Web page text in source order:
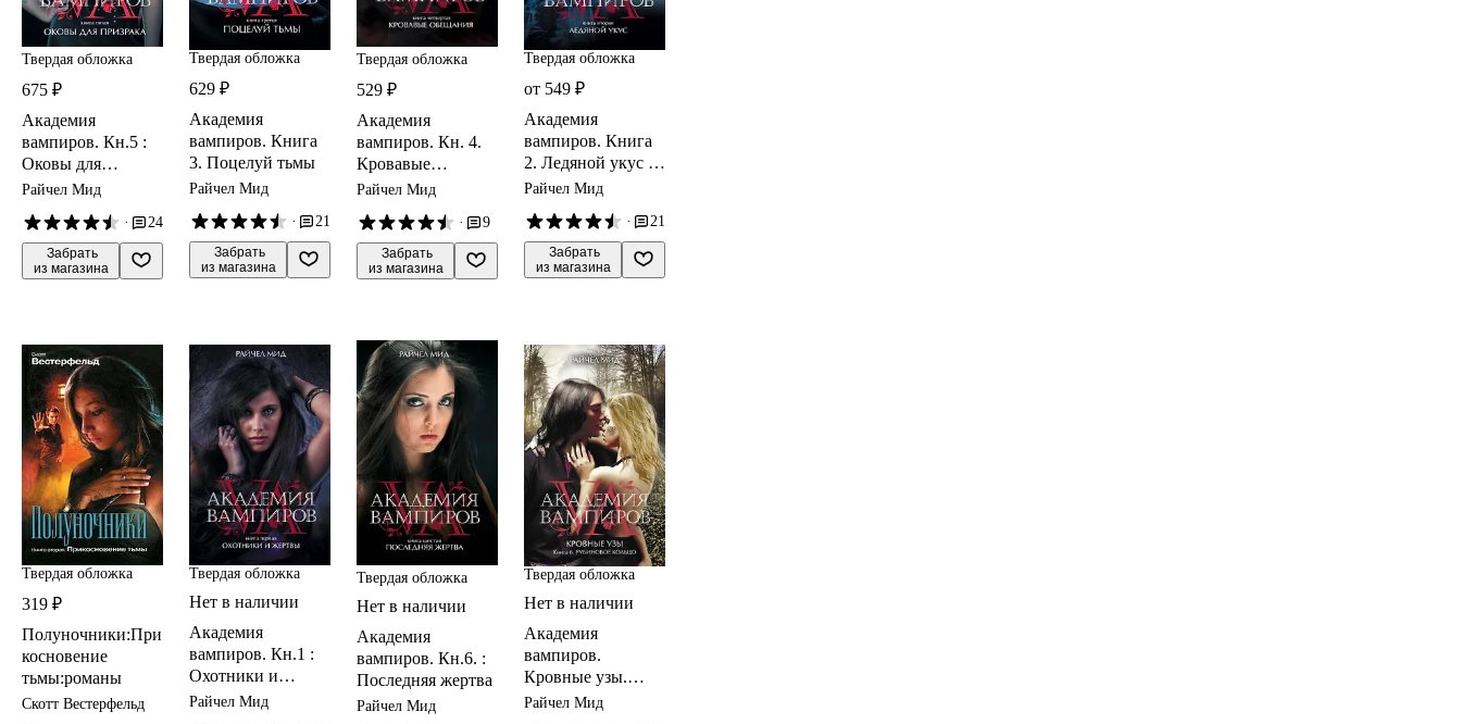
Твердая обложка
675 ₽
Академия
вампиров. Кн.5 :
Оковы для
призрака
Райчел Мид
·
24
Забрать
из магазина
Твердая обложка
629 ₽
Академия
вампиров. Книга
3. Поцелуй тьмы
Райчел Мид
·
21
Забрать
из магазина
Твердая обложка
529 ₽
Академия
вампиров. Кн. 4.
Кровавые
обещания
Райчел Мид
·
9
Забрать
из магазина
Твердая обложка
от 549 ₽
Академия
вампиров. Книга
2. Ледяной укус :
роман
Райчел Мид
·
21
Забрать
из магазина
Твердая обложка
319 ₽
Полуночники:При
косновение
тьмы:романы
Скотт Вестерфельд
Твердая обложка
Нет в наличии
Академия
вампиров. Кн.1 :
Охотники и
жертвы : роман
Райчел Мид
Твердая обложка
Нет в наличии
Академия
вампиров. Кн.6. :
Последняя жертва
Райчел Мид
Твердая обложка
Нет в наличии
Академия
вампиров.
Кровные узы.
Книга 6.
Райчел Мид